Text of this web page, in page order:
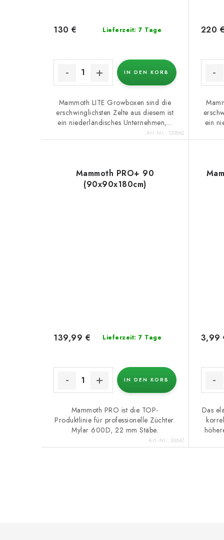
Lieferzeit: 7 Tage
130 €
IN DEN KORB
Mammoth LITE Growboxen sind die
erschwinglichsten Zelte aus diesem ist
ein niederländisches Unternehmen,...
Art.-Nr.: 120062
220 €
ein
Mammoth PRO+ 90
(90x90x180cm)
Lieferzeit: 7 Tage
139,99 €
IN DEN KORB
Mammoth PRO ist die TOP-
Produktlinie für professionelle Züchter.
Mylar 600D, 22 mm Stäbe.
Art.-Nr.: 36547
3,99
Das